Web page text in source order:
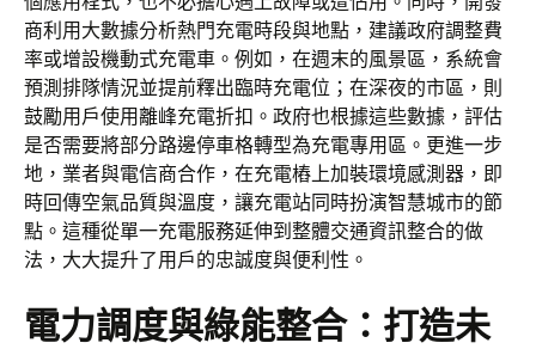
商利用大數據分析熱門充電時段與地點，建議政府調整費
率或增設機動式充電車。例如，在週末的風景區，系統會
預測排隊情況並提前釋出臨時充電位；在深夜的市區，則
鼓勵用戶使用離峰充電折扣。政府也根據這些數據，評估
是否需要將部分路邊停車格轉型為充電專用區。更進一步
地，業者與電信商合作，在充電樁上加裝環境感測器，即
時回傳空氣品質與溫度，讓充電站同時扮演智慧城市的節
點。這種從單一充電服務延伸到整體交通資訊整合的做
法，大大提升了用戶的忠誠度與便利性。
電力調度與綠能整合：打造未